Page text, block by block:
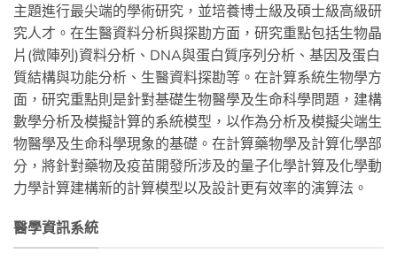
主題進行最尖端的學術研究，並培養博士級及碩士級高級研
究人才。在生醫資料分析與探勘方面，研究重點包括生物晶
片(微陣列)資料分析、DNA與蛋白質序列分析、基因及蛋白
質結構與功能分析、生醫資料探勘等。在計算系統生物學方
面，研究重點則是針對基礎生物醫學及生命科學問題，建構
數學分析及模擬計算的系統模型，以作為分析及模擬尖端生
物醫學及生命科學現象的基礎。在計算藥物學及計算化學部
分，將針對藥物及疫苗開發所涉及的量子化學計算及化學動
力學計算建構新的計算模型以及設計更有效率的演算法。
醫學資訊系統